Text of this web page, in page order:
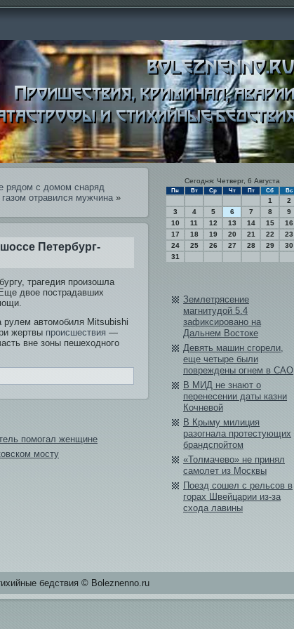
рядом с домом снаряд
отрави­лся мужчина »
Петербург-
трагеди­я произошла
двое пострадавших
автомобиля Mitsubishi
жертвы происшестви­я —
вне зоны пешеходного
помогал женщине
мосту
Сегодня: Четверг, 6 Августа
Пн Вт Ср Чт Пт Сб Вс
1
2
3
4 5 6 7 8
9
10
11 12 13 14 15
16
17
18 19 20 21 22
23
24
25 26 27 28 29
30
31
Землетрясение
магнитудой 5.4
зафиксировано на
Дальнем Востоке
Девять машин сгорели,
еще четыре были
повреждены огнем в САО
В МИД не знают о
перенесении даты казни
Кочневой
В Крыму милиция
разогнала протестующих
брандспойтом
«Толмачево» не принял
самолет из Москвы
Поезд сошел с рельсов в
горах Швейцарии из-за
схода лави­ны
бе­дстви­я © Boleznenno.ru